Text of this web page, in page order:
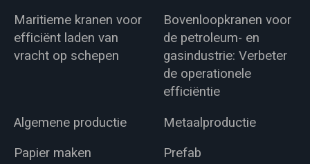
Maritieme kranen voor
efficiënt laden van
vracht op schepen
Bovenloopkranen voor
de petroleum- en
gasindustrie: Verbeter
de operationele
efficiëntie
Algemene productie
Metaalproductie
Papier maken
Prefab